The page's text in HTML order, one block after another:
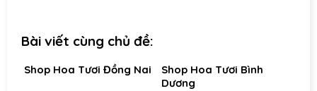
Bài viết cùng chủ đề:
Shop Hoa Tươi Đồng Nai
Shop Hoa Tươi Bình
Dương